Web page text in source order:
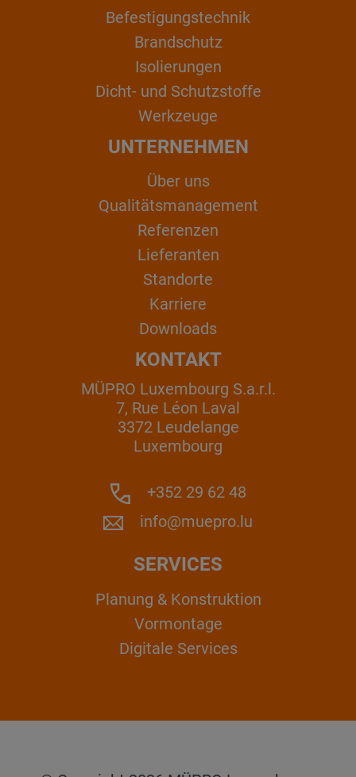
Befestigungstechnik
Brandschutz
Isolierungen
Dicht- und Schutzstoffe
Werkzeuge
UNTERNEHMEN
Über uns
Qualitätsmanagement
Referenzen
Lieferanten
Standorte
Karriere
Downloads
KONTAKT
MÜPRO Luxembourg S.a.r.l.
7, Rue Léon Laval
3372 Leudelange
Luxembourg
+352 29 62 48
info@muepro.lu
SERVICES
Planung & Konstruktion
Vormontage
Digitale Services